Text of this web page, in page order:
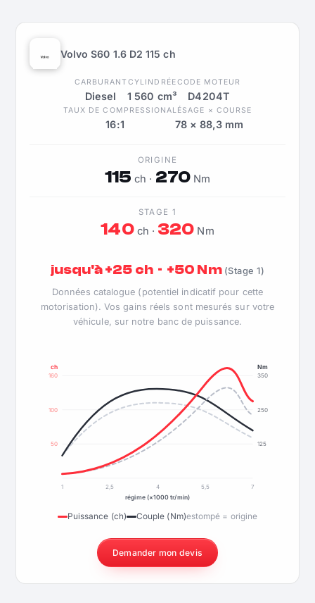
Volvo S60 1.6 D2 115 ch
CARBURANT
Diesel
CYLINDRÉE
1 560 cm³
CODE MOTEUR
D4204T
TAUX DE COMPRESSION
16:1
ALÉSAGE × COURSE
78 × 88,3 mm
ORIGINE
115 ch · 270Nm
STAGE 1
140ch · 320 Nm
jusqu'à +25 ch · +50 Nm (Stage 1)
Données catalogue (potentiel indicatif pour cette
motorisation). Vos gains réels sont mesurés sur votre
véhicule, sur notre banc de puissance.
50
100
160
125
250
350
ch Nm
1 2,5 4 5,5
7
régime (×1000 tr/min)
Puissance (ch) Couple (Nm)estompé = origine
Demander mon devis